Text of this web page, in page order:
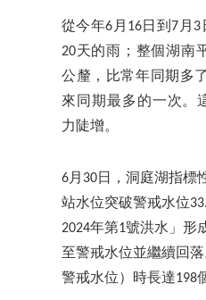
從今年6月16日到7月
20天的雨；整個湖南
公釐，比常年同期多
來同期最多的一次。
力陡增。
6月30日，洞庭湖指
站水位突破警戒水位
2024年第1號洪水」形
至警戒水位並繼續回
警戒水位）時長達198